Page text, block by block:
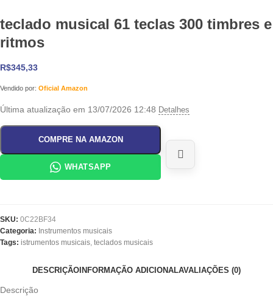
teclado musical 61 teclas 300 timbres e
ritmos
R$345,33
Vendido por: Oficial Amazon
Última atualização em 13/07/2026 12:48 Detalhes
COMPRE NA AMAZON
WHATSAPP
SKU: 0C22BF34
Categoria: Instrumentos musicais
Tags: istrumentos musicais, teclados musicais
DESCRIÇÃO INFORMAÇÃO ADICIONALAVALIAÇÕES (0)
Descrição